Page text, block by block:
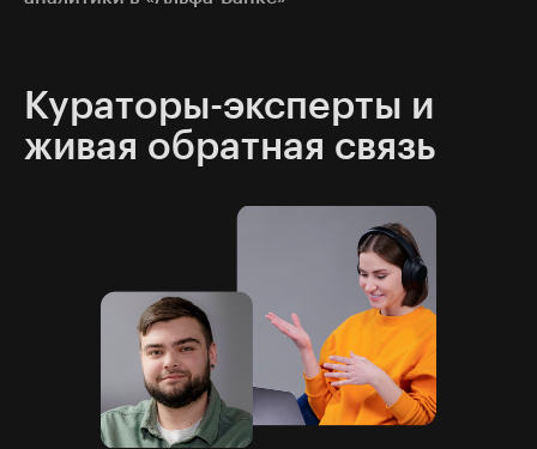
Кураторы-эксперты и
живая обратная связь